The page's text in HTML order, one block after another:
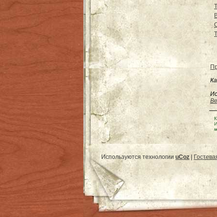
Используются технологии uCoz